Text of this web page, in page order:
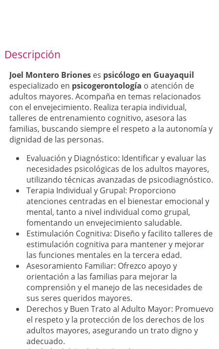
Descripción
Joel Montero Brioneses psicólogo en Guayaquil
especializado en psicogerontología o atención de
adultos mayores. Acompaña en temas relacionados
con el envejecimiento. Realiza terapia individual,
talleres de entrenamiento cognitivo, asesora las
familias, buscando siempre el respeto a la autonomía y
dignidad de las personas.
Evaluación y Diagnóstico: Identificar y evaluar las
necesidades psicológicas de los adultos mayores,
utilizando técnicas avanzadas de psicodiagnóstico.
Terapia Individual y Grupal: Proporciono
atenciones centradas en el bienestar emocional y
mental, tanto a nivel individual como grupal,
fomentando un envejecimiento saludable.
Estimulación Cognitiva: Diseño y facilito talleres de
estimulación cognitiva para mantener y mejorar
las funciones mentales en la tercera edad.
Asesoramiento Familiar: Ofrezco apoyo y
orientación a las familias para mejorar la
comprensión y el manejo de las necesidades de
sus seres queridos mayores.
Derechos y Buen Trato al Adulto Mayor: Promuevo
el respeto y la protección de los derechos de los
adultos mayores, asegurando un trato digno y
adecuado.